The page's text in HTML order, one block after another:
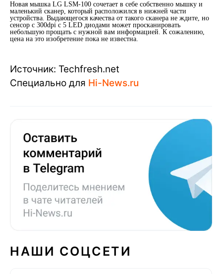
Новая мышка LG LSM-100 сочетает в себе собственно мышку и
маленький сканер, который расположился в нижней части
устройства. Выдающегося качества от такого сканера не ждите, но
сенсор с 300dpi с 5 LED диодами может просканировать
небольшую прощать с нужной вам информацией. К сожалению,
цена на это изобретение пока не известна.
Источник: Techfresh.net
Специально для Hi-News.ru
НАШИ СОЦСЕТИ